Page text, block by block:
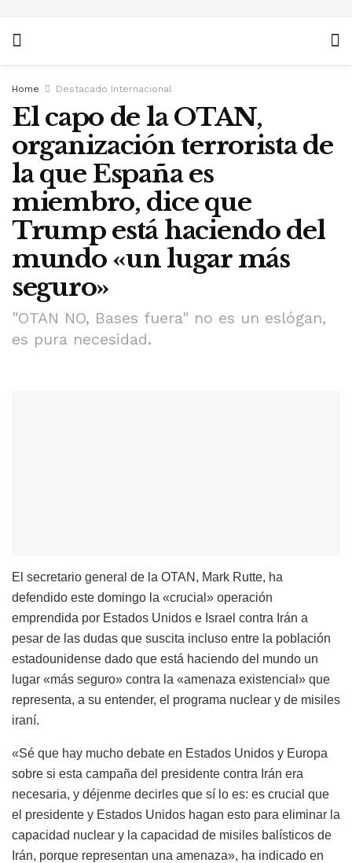
Home Destacado Internacional
El capo de la OTAN,
organización terrorista de
la que España es
miembro, dice que
Trump está haciendo del
mundo «un lugar más
seguro»
"OTAN NO, Bases fuera" no es un eslógan,
es pura necesidad.
El secretario general de la OTAN, Mark Rutte, ha
defendido este domingo la «crucial» operación
emprendida por Estados Unidos e Israel contra Irán a
pesar de las dudas que suscita incluso entre la población
estadounidense dado que está haciendo del mundo un
lugar «más seguro» contra la «amenaza existencial» que
representa, a su entender, el programa nuclear y de misiles
iraní.
«Sé que hay mucho debate en Estados Unidos y Europa
sobre si esta campaña del presidente contra Irán era
necesaria, y déjenme decirles que sí lo es: es crucial que
el presidente y Estados Unidos hagan esto para eliminar la
capacidad nuclear y la capacidad de misiles balísticos de
Irán, porque representan una amenaza», ha indicado en